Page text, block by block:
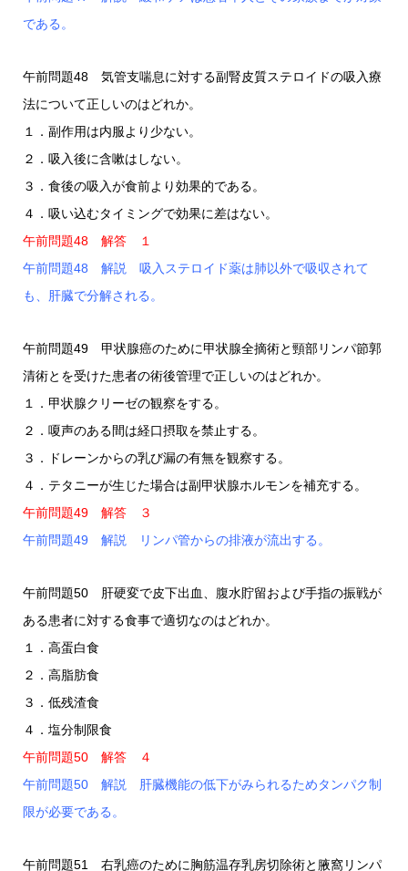
である。
午前問題48 気管支喘息に対する副腎皮質ステロイドの吸入療
法について正しいのはどれか。
１．副作用は内服より少ない。
２．吸入後に含嗽はしない。
３．食後の吸入が食前より効果的である。
４．吸い込むタイミングで効果に差はない。
午前問題48 解答 １
午前問題48 解説 吸入ステロイド薬は肺以外で吸収されて
も、肝臓で分解される。
午前問題49 甲状腺癌のために甲状腺全摘術と頸部リンパ節郭
清術とを受けた患者の術後管理で正しいのはどれか。
１．甲状腺クリーゼの観察をする。
２．嗄声のある間は経口摂取を禁止する。
３．ドレーンからの乳び漏の有無を観察する。
４．テタニーが生じた場合は副甲状腺ホルモンを補充する。
午前問題49 解答 ３
午前問題49 解説 リンパ管からの排液が流出する。
午前問題50 肝硬変で皮下出血、腹水貯留および手指の振戦が
ある患者に対する食事で適切なのはどれか。
１．高蛋白食
２．高脂肪食
３．低残渣食
４．塩分制限食
午前問題50 解答 ４
午前問題50 解説 肝臓機能の低下がみられるためタンパク制
限が必要である。
午前問題51 右乳癌のために胸筋温存乳房切除術と腋窩リンパ